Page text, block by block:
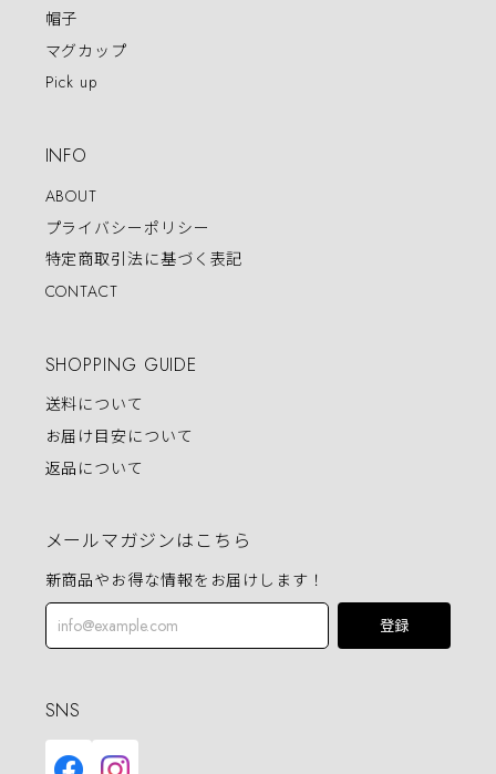
帽子
マグカップ
Pick up
INFO
ABOUT
プライバシーポリシー
特定商取引法に基づく表記
CONTACT
SHOPPING GUIDE
送料について
お届け目安について
返品について
メールマガジンはこちら
新商品やお得な情報をお届けします！
登録
SNS